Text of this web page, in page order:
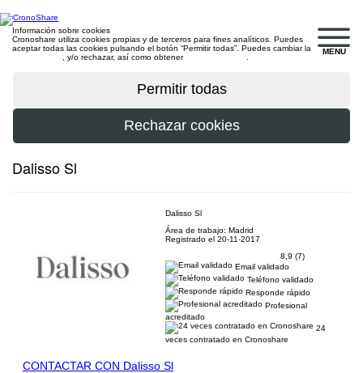
MENU
Información sobre cookies
Cronoshare utiliza cookies propias y de terceros para fines analíticos. Puedes
aceptar todas las cookies pulsando el botón “Permitir todas”. Puedes cambiar la
, y/o rechazar, así como obtener
Dalisso Sl
Dalisso Sl
Área de trabajo: Madrid
Registrado el 20-11-2017
8,9 (7)
Email validado
Teléfono validado
Responde rápido
Profesional
acreditado
24
veces contratado en Cronoshare
CONTACTAR CON Dalisso Sl